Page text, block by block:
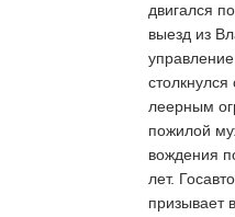
двигался
выезд из
леерным
пожилой
вождения
лет.
призывает